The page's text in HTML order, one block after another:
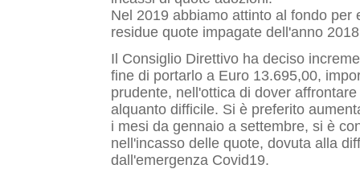
Nel 2019 abbiamo attinto al fondo per
residue quote impagate dell'anno
Il Consiglio Direttivo ha deciso
fine di portarlo a Euro 13.695,00,
prudente, nell'ottica di dover
alquanto difficile. Si è preferito
i mesi da gennaio a settembre, si è
nell'incasso delle quote, dovuta alla
dall'emergenza Covid19.